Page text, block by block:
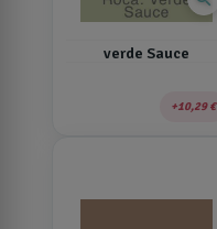
verde Sauce
10,29 €